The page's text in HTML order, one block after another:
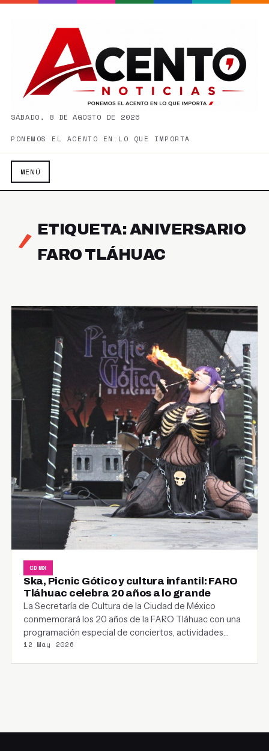
SÁBADO, 8 DE AGOSTO DE 2026
PONEMOS EL ACENTO EN LO QUE IMPORTA
MENÚ
ETIQUETA: ANIVERSARIO
FARO TLÁHUAC
CDMX
Ska, Picnic Gótico y cultura infantil: FARO
Tláhuac celebra 20 años a lo grande
La Secretaría de Cultura de la Ciudad de México
conmemorará los 20 años de la FARO Tláhuac con una
programación especial de conciertos, actividades…
12 May 2026